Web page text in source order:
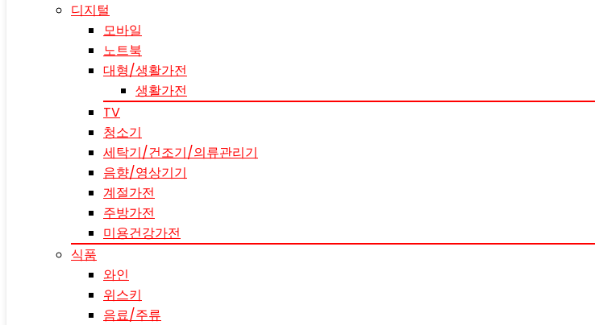
디지털
모바일
노트북
대형/생활가전
생활가전
TV
청소기
세탁기/건조기/의류관리기
음향/영상기기
계절가전
주방가전
미용건강가전
식품
와인
위스키
음료/주류